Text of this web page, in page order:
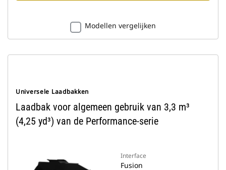
Modellen vergelijken
Universele Laadbakken
Laadbak voor algemeen gebruik van 3,3 m³
(4,25 yd³) van de Performance-serie
Interface
Fusion